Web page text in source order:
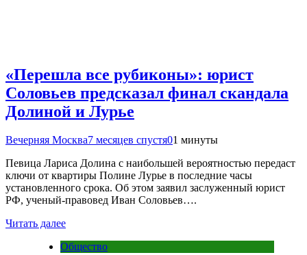
«Перешла все рубиконы»: юрист
Соловьев предсказал финал скандала
Долиной и Лурье
Вечерняя Москва7 месяцев спустя01 минуты
Певица Лариса Долина с наибольшей вероятностью передаст
ключи от квартиры Полине Лурье в последние часы
установленного срока. Об этом заявил заслуженный юрист
РФ, ученый-правовед Иван Соловьев….
Читать далее
Общество